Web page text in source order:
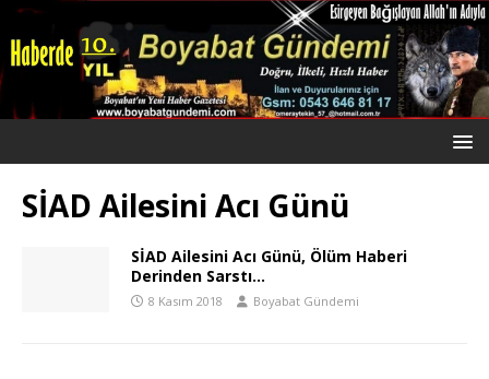
SİAD Ailesini Acı Günü
SİAD Ailesini Acı Günü, Ölüm Haberi
Derinden Sarstı…
8 Kasım 2018 Boyabat Gündemi